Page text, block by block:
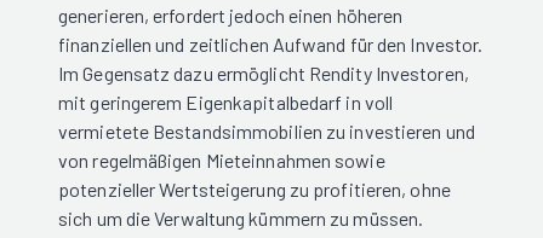
generieren, erfordert jedoch einen höheren
finanziellen und zeitlichen Aufwand für den Investor.
Im Gegensatz dazu ermöglicht Rendity Investoren,
mit geringerem Eigenkapitalbedarf in voll
vermietete Bestandsimmobilien zu investieren und
von regelmäßigen Mieteinnahmen sowie
potenzieller Wertsteigerung zu profitieren, ohne
sich um die Verwaltung kümmern zu müssen.